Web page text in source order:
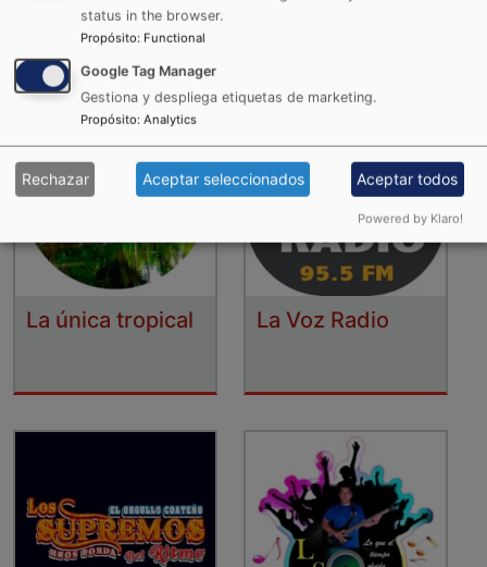
La única tropical La Voz Radio
status in the browser.
Propósito: Functional
Google Tag Manager
Gestiona y despliega etiquetas de marketing.
Propósito: Analytics
Rechazar Aceptar seleccionados Aceptar todos
Powered by Klaro!